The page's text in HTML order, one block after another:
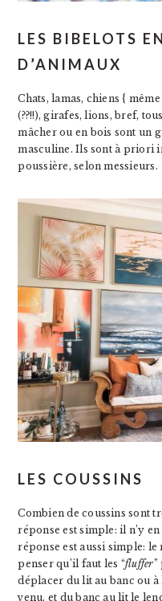
LES BIBELOTS
D’ANIMAUX
Chats, lamas, chiens {
(??!!), girafes, lions, bref,
mâcher ou en bois sont un
masculine. Ils sont à priori
poussière, selon messieurs.
LES COUSSINS
Combien de coussins sont
réponse est simple: il n’y
réponse est aussi simple:
penser qu’il faut les “fluffer”
déplacer du lit au banc ou
venu, et du banc au lit le